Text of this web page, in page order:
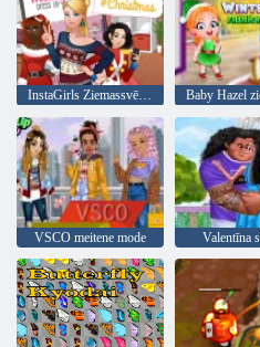
VSCO meitene mode Valentīna